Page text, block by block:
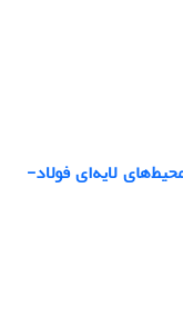
لایه‌ای فولاد-